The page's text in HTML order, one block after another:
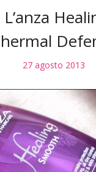
27 agosto 2013